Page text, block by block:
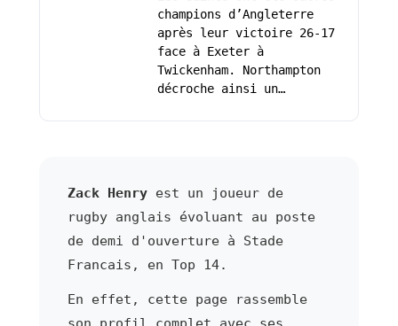
champions d’Angleterre
après leur victoire 26-17
face à Exeter à
Twickenham. Northampton
décroche ainsi un…
Zack Henryest un joueur de
rugby anglais évoluant au poste
de demi d'ouverture à Stade
Francais, en Top 14.
En effet, cette page rassemble